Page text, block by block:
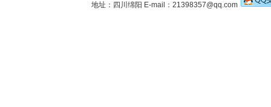
地址：四川绵阳 E-mail：21398357@qq.com